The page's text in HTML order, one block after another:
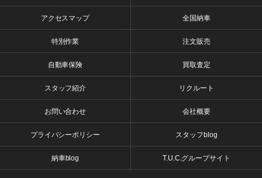
アクセスマップ 全国納車
特別作業 注文販売
自動車保険 買取査定
スタッフ紹介 リクルート
お問い合わせ 会社概要
プライバシーポリシー スタッフblog
納車blog T.U.C.グループサイト